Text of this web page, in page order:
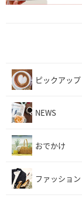
ピックアップ
NEWS
おでかけ
ファッション